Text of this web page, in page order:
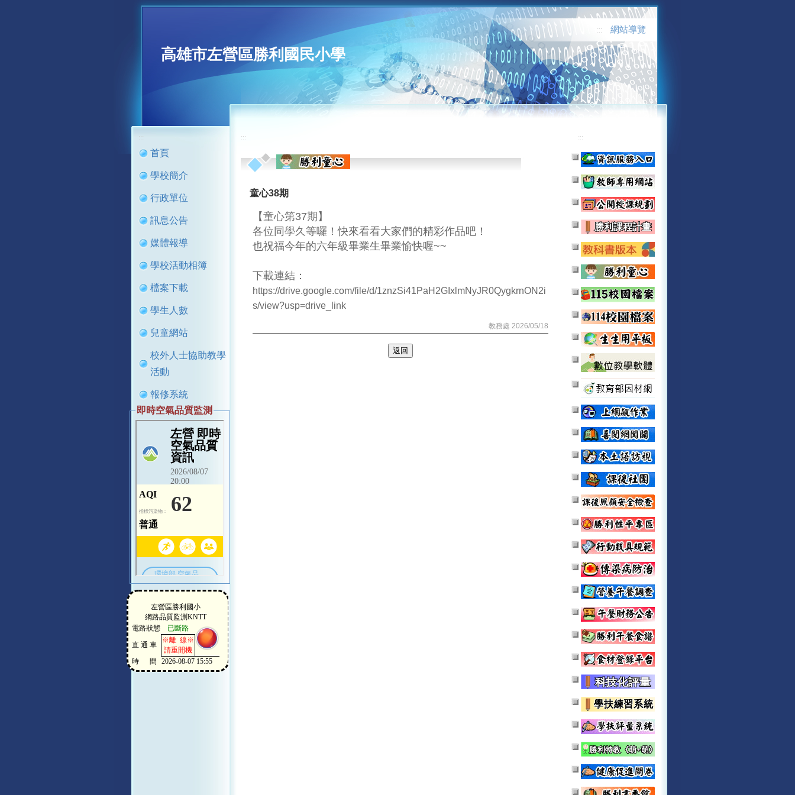
::: 網站導覽
高雄市左營區勝利國民小學
:::
首頁
學校簡介
行政單位
訊息公告
媒體報導
學校活動相簿
檔案下載
學生人數
兒童網站
校外人士協助教學
活動
報修系統
即時空氣品質監測
:::
童心38期
【童心第37期】
各位同學久等囉！快來看看大家們的精彩作品吧！
也祝福今年的六年級畢業生畢業愉快喔~~
下載連結：
https://drive.google.com/file/d/1znzSi41PaH2GIxlmNyJR0QygkrnON2i
s/view?usp=drive_link
教務處 2026/05/18
返回
:::